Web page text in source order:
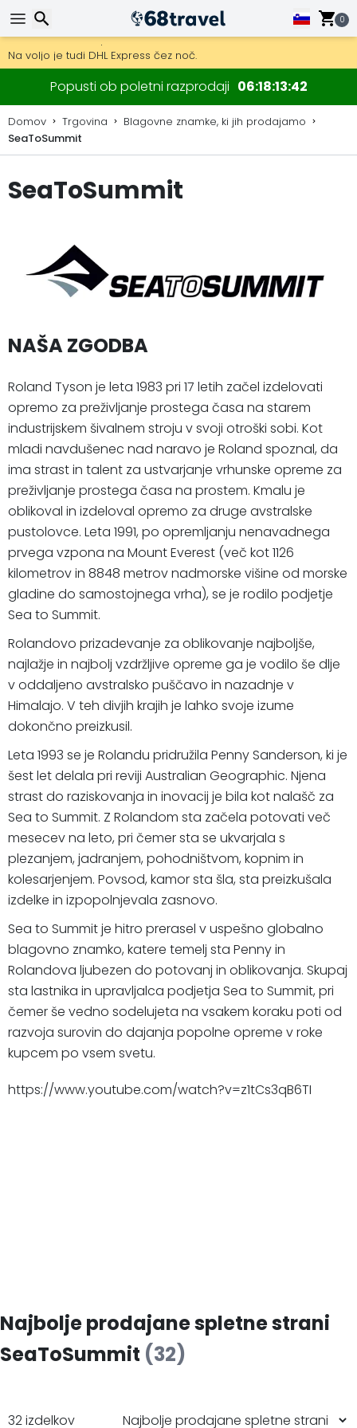
0
Pridobite brezplačno dostavo na naročila nad 149 €.
Na voljo je tudi DHL Express čez noč.
30 dni za vračilo, 90 dni za lesene zemljevide in dekoracije.
Popusti ob poletni razprodaji 06181341
Domov Trgovina
Blagovne znamke, ki jih prodajamo
SeaToSummit
SeaToSummit
NAŠA ZGODBA
Roland Tyson je leta 1983 pri 17 letih začel izdelovati
opremo za preživljanje prostega časa na starem
industrijskem šivalnem stroju v svoji otroški sobi. Kot
mladi navdušenec nad naravo je Roland spoznal, da
ima strast in talent za ustvarjanje vrhunske opreme za
preživljanje prostega časa na prostem. Kmalu je
oblikoval in izdeloval opremo za druge avstralske
pustolovce. Leta 1991, po opremljanju nenavadnega
prvega vzpona na Mount Everest (več kot 1126
kilometrov in 8848 metrov nadmorske višine od morske
gladine do samostojnega vrha), se je rodilo podjetje
Sea to Summit.
Rolandovo prizadevanje za oblikovanje najboljše,
najlažje in najbolj vzdržljive opreme ga je vodilo še dlje
v oddaljeno avstralsko puščavo in nazadnje v
Himalajo. V teh divjih krajih je lahko svoje izume
dokončno preizkusil.
Leta 1993 se je Rolandu pridružila Penny Sanderson, ki je
šest let delala pri reviji Australian Geographic. Njena
strast do raziskovanja in inovacij je bila kot nalašč za
Sea to Summit. Z Rolandom sta začela potovati več
mesecev na leto, pri čemer sta se ukvarjala s
plezanjem, jadranjem, pohodništvom, kopnim in
kolesarjenjem. Povsod, kamor sta šla, sta preizkušala
izdelke in izpopolnjevala zasnovo.
Sea to Summit je hitro prerasel v uspešno globalno
blagovno znamko, katere temelj sta Penny in
Rolandova ljubezen do potovanj in oblikovanja. Skupaj
sta lastnika in upravljalca podjetja Sea to Summit, pri
čemer še vedno sodelujeta na vsakem koraku poti od
razvoja surovin do dajanja popolne opreme v roke
kupcem po vsem svetu.
https://www.youtube.com/watch?v=z1tCs3qB6TI
Najbolje prodajane spletne strani
SeaToSummit (32)
32 izdelkov
Iskanje
Iskanje